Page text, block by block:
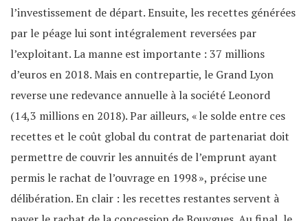
l’investissement de départ. Ensuite, les recettes générées
par le péage lui sont intégralement reversées par
l’exploitant. La manne est importante : 37 millions
d’euros en 2018. Mais en contrepartie, le Grand Lyon
reverse une redevance annuelle à la société Leonord
(14,3 millions en 2018). Par ailleurs, « le solde entre ces
recettes et le coût global du contrat de partenariat doit
permettre de couvrir les annuités de l’emprunt ayant
permis le rachat de l’ouvrage en 1998 », précise une
délibération. En clair : les recettes restantes servent à